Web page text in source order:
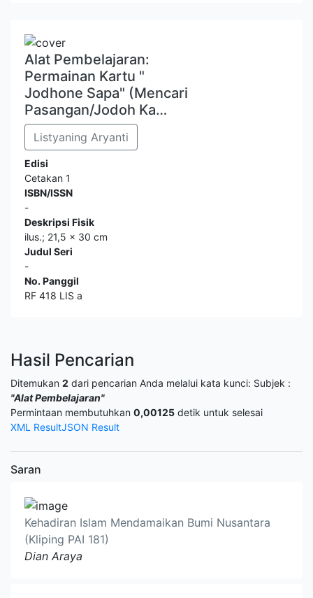
Alat Pembelajaran:
Permainan Kartu "
Jodhone Sapa" (Mencari
Pasangan/Jodoh Ka…
Listyaning Aryanti
Edisi
Cetakan 1
ISBN/ISSN
-
Deskripsi Fisik
ilus.; 21,5 x 30 cm
Judul Seri
-
No. Panggil
RF 418 LIS a
Hasil Pencarian
Ditemukan 2 dari pencarian Anda melalui kata kunci: Subjek :
"Alat Pembelajaran"
Permintaan membutuhkan 0,00125 detik untuk selesai
XML ResultJSON Result
Saran
Kehadiran Islam Mendamaikan Bumi Nusantara
(Kliping PAI 181)
Dian Araya